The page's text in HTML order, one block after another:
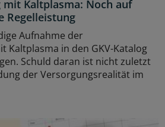
Kaltplasma: Noch auf
Regelleistung
Aufnahme der
Kaltplasma in den GKV-Katalog
Schuld daran ist nicht zuletzt
der Versorgungsrealität im